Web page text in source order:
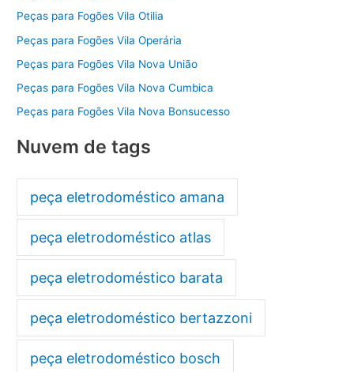
Peças para Fogões Vila Otilia
Peças para Fogões Vila Operária
Peças para Fogões Vila Nova União
Peças para Fogões Vila Nova Cumbica
Peças para Fogões Vila Nova Bonsucesso
Nuvem de tags
peça eletrodoméstico amana
peça eletrodoméstico atlas
peça eletrodoméstico barata
peça eletrodoméstico bertazzoni
peça eletrodoméstico bosch